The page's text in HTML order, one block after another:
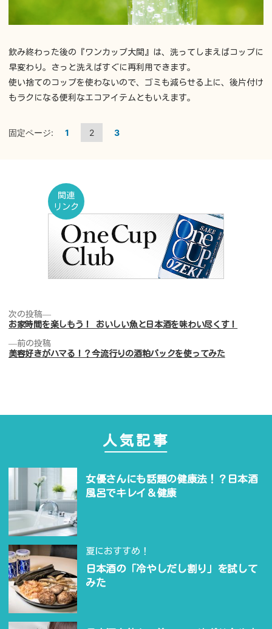
飲み終わった後の『ワンカップ大関』は、洗ってしまえばコップに
早変わり。さっと洗えばすぐに再利用できます。
使い捨てのコップを使わないので、ゴミも減らせる上に、後片付け
もラクになる便利なエコアイテムともいえます。
固定ページ: 1 2 3
関連
リンク
投
ー
前の投稿前
の
美容好きがハマる！？今流行りの酒粕パックを使ってみた
次の投稿
次
の
お家時間を楽しもう！ おいしい魚と日本酒を味わい尽くす！
人気記事
女優さんにも話題の健康法！？日本酒
風呂でキレイ＆健康
夏におすすめ！
日本酒の「冷やしだし割り」を試して
みた